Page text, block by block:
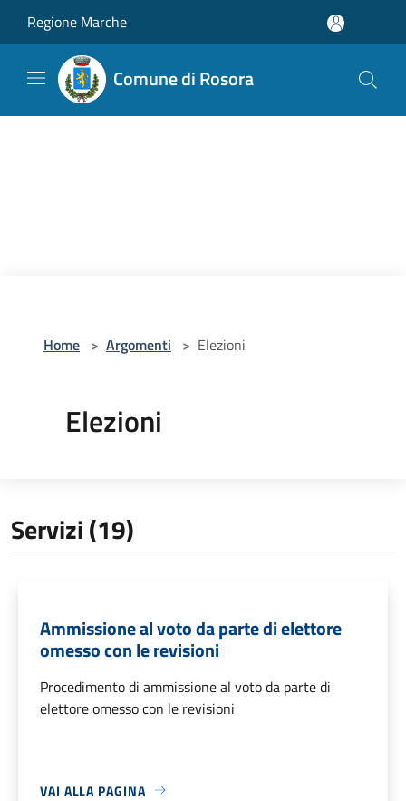
Regione Marche
Comune di Rosora
Home > Argomenti > Elezioni
Elezioni
Servizi (19)
Ammissione al voto da parte di elettore
omesso con le revisioni
Procedimento di ammissione al voto da parte di
elettore omesso con le revisioni
VAI ALLA PAGINA